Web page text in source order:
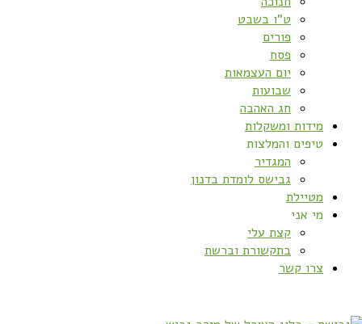
ט”ו בשבט
פורים
פסח
יום העצמאות
שבועות
חג האהבה
מידות ומשקלות
טיפים והמלצות
המגדיר
גבישס לומדת בדנון
מטיילת
מי אני
קצת עלי
בתקשורת וברשת
צרו קשר